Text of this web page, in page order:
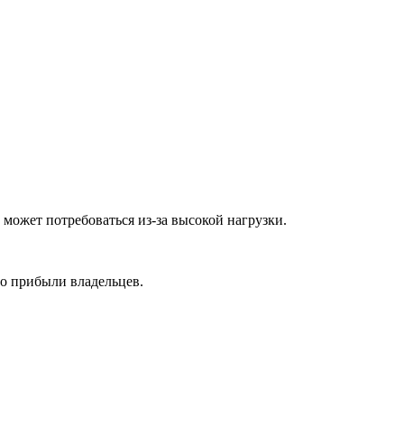
потребоваться из-за высокой нагрузки.
прибыли владельцев.